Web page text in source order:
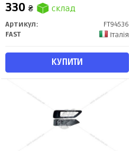
330 ₴ склад
Артикул:
FT94536
FAST
Італія
КУПИТИ